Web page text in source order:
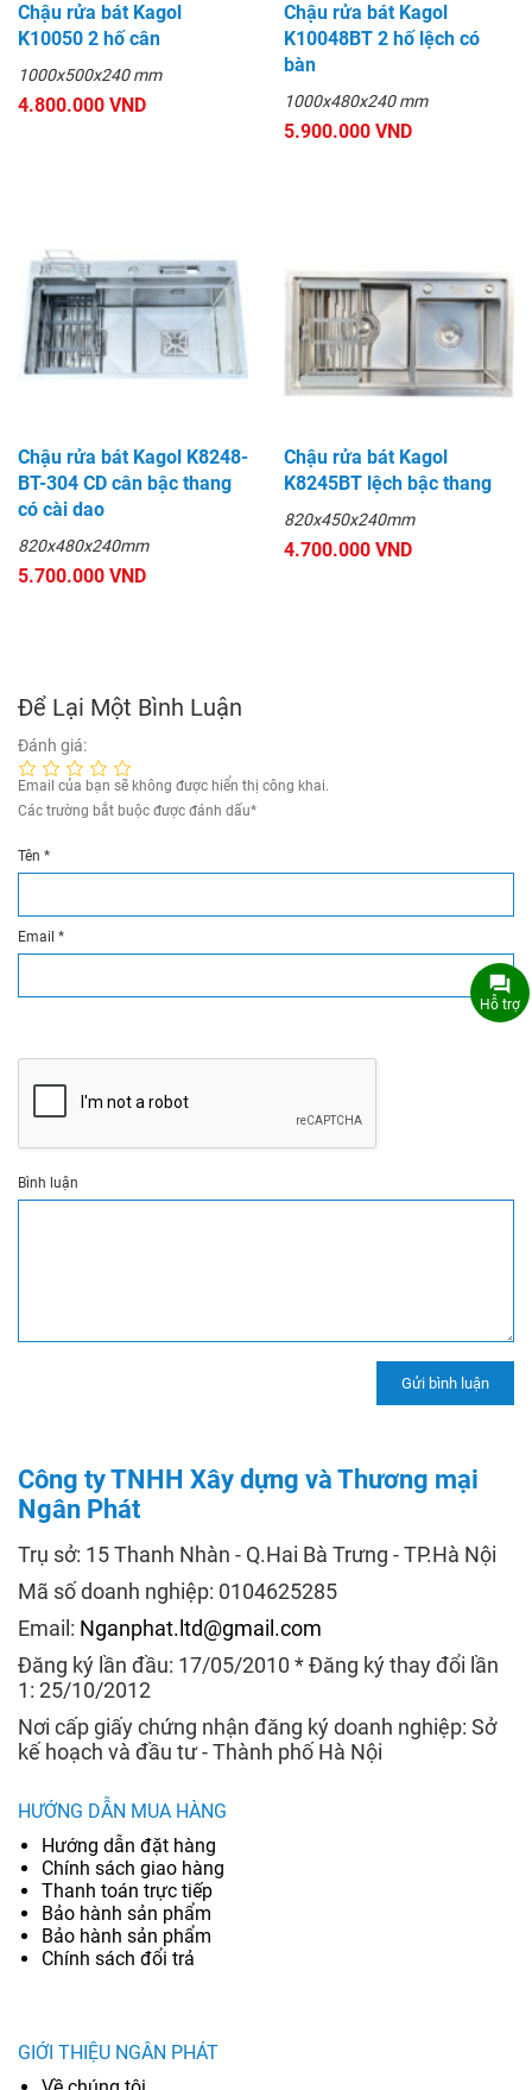
Chậu rửa bát Kagol
K10050 2 hố cân
1000x500x240 mm
4.800.000 VND
Chậu rửa bát Kagol
K10048BT 2 hố lệch có
bàn
1000x480x240 mm
5.900.000 VND
Chậu rửa bát Kagol K8248-
BT-304 CD cân bậc thang
có cài dao
820x480x240mm
5.700.000 VND
Chậu rửa bát Kagol
K8245BT lệch bậc thang
820x450x240mm
4.700.000 VND
Để Lại Một Bình Luận
Đánh giá:
Email của bạn sẽ không được hiển thị công khai.
Các trường bắt buộc được đánh dấu*
Tên *
Email *
Bình luận
Công ty TNHH Xây dựng và Thương mại
Ngân Phát
Trụ sở: 15 Thanh Nhàn - Q.Hai Bà Trưng - TP.Hà Nội
Mã số doanh nghiệp: 0104625285
Email: Nganphat.ltd@gmail.com
Đăng ký lần đầu: 17/05/2010 * Đăng ký thay đổi lần
1: 25/10/2012
Nơi cấp giấy chứng nhận đăng ký doanh nghiệp: Sở
kế hoạch và đầu tư - Thành phố Hà Nội
HƯỚNG DẪN MUA HÀNG
Hướng dẫn đặt hàng
Chính sách giao hàng
Thanh toán trực tiếp
Bảo hành sản phẩm
Bảo hành sản phẩm
Chính sách đổi trả
GIỚI THIỆU NGÂN PHÁT
Hỗ trợ